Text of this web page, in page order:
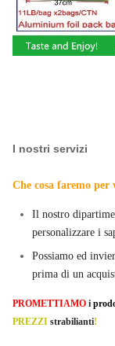
I nostri servizi
Che cosa faremo per
Il nostro
personalizzare i
Possiamo ed
prima di un
PROMETTIAMO i
PREZZI strabilianti!